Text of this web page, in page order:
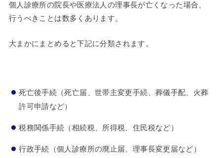
個人診療所の院長や医療法人の理事長が亡くなった場合、
行うべきことは数多くあります。
大まかにまとめると下記に分類されます。
死亡後手続（死亡届、世帯主変更手続、葬儀手配、火葬
許可申請など）
税務関係手続（相続税、所得税、住民税など）
行政手続（個人診療所の廃止届、理事長変更届など）